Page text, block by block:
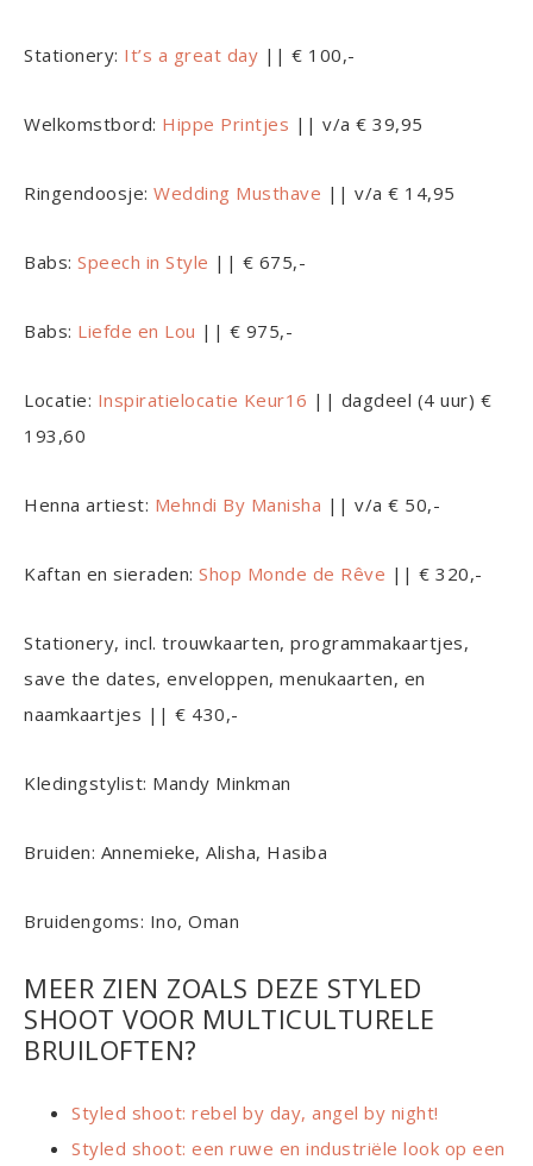
Stationery: It’s a great day || € 100,-
Welkomstbord: Hippe Printjes || v/a € 39,95
Ringendoosje: Wedding Musthave || v/a € 14,95
Babs: Speech in Style || € 675,-
Babs: Liefde en Lou || € 975,-
Locatie: Inspiratielocatie Keur16 || dagdeel (4 uur) €
193,60
Henna artiest: Mehndi By Manisha || v/a € 50,-
Kaftan en sieraden: Shop Monde de Rêve || € 320,-
Stationery, incl. trouwkaarten, programmakaartjes,
save the dates, enveloppen, menukaarten, en
naamkaartjes || € 430,-
Kledingstylist: Mandy Minkman
Bruiden: Annemieke, Alisha, Hasiba
Bruidengoms: Ino, Oman
MEER ZIEN ZOALS DEZE STYLED
SHOOT VOOR MULTICULTURELE
BRUILOFTEN?
Styled shoot: rebel by day, angel by night!
Styled shoot: een ruwe en industriële look op een